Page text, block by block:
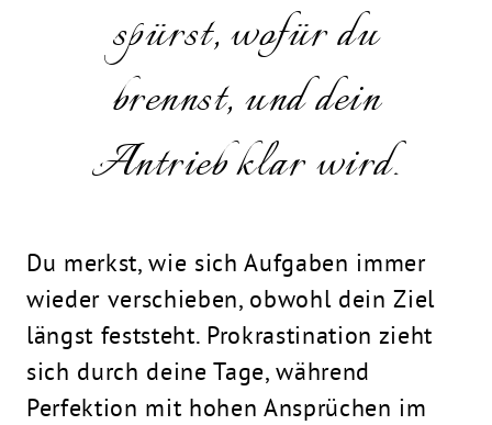
spürst, wofür du
brennst, und dein
Antrieb klar wird.
Du merkst, wie sich Aufgaben immer
wieder verschieben, obwohl dein Ziel
längst feststeht. Prokrastination zieht
sich durch deine Tage, während
Perfektion mit hohen Ansprüchen im